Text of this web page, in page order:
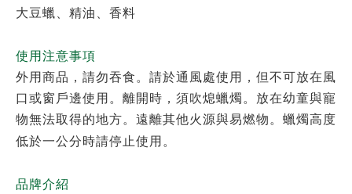
大豆蠟、精油、香料
使用注意事項
外用商品，請勿吞食。請於通風處使用，但不可放在風
口或窗戶邊使用。離開時，須吹熄蠟燭。放在幼童與寵
物無法取得的地方。遠離其他火源與易燃物。蠟燭高度
低於一公分時請停止使用。
品牌介紹